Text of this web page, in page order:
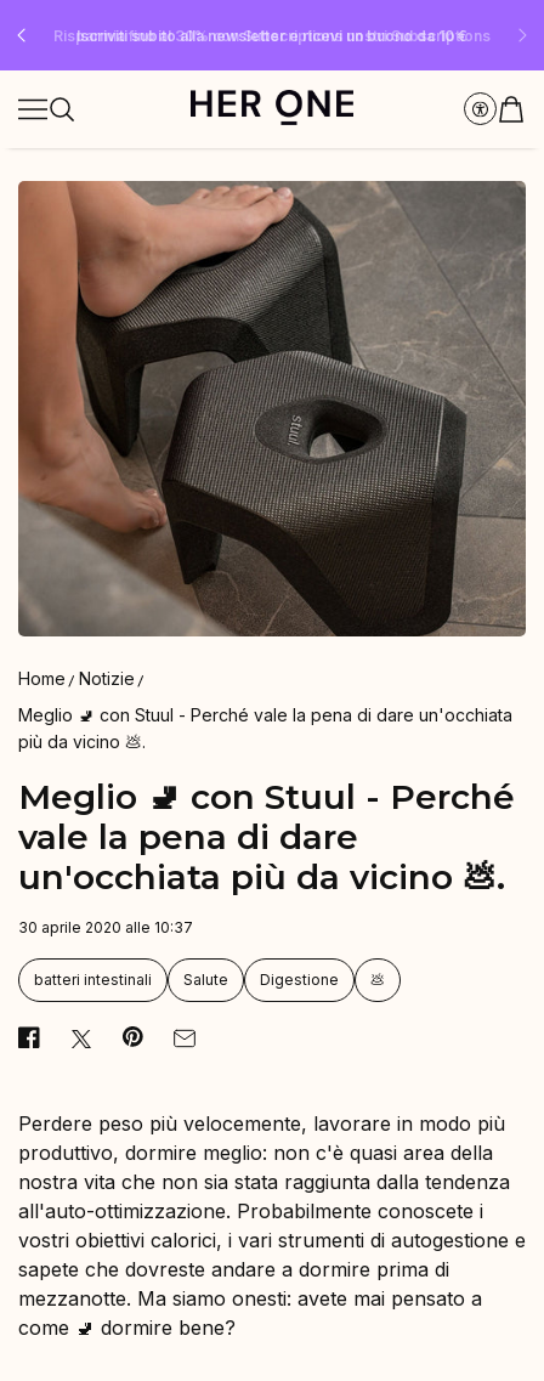
esaurimento scorte!
Iscriviti subito alla newsletter e ricevi un buono da 10 €
Risparmia fino al 30% con Subscriptions nostri Subscriptions
Home
Notizie
Meglio 🚽 con Stuul - Perché vale la pena di dare un'occhiata
più da vicino 💩.
Meglio 🚽 con Stuul - Perché
vale la pena di dare
un'occhiata più da vicino 💩.
30 aprile 2020 alle 10:37
batteri intestinali Salute Digestione 💩
Perdere peso più velocemente, lavorare in modo più
produttivo, dormire meglio: non c'è quasi area della
nostra vita che non sia stata raggiunta dalla tendenza
all'auto-ottimizzazione. Probabilmente conoscete i
vostri obiettivi calorici, i vari strumenti di autogestione e
sapete che dovreste andare a dormire prima di
mezzanotte. Ma siamo onesti: avete mai pensato a
come 🚽 dormire bene?